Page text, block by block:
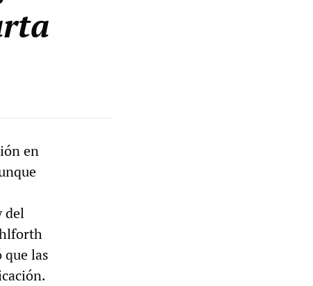
en
del
las